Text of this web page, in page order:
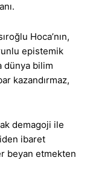
Hoca’nın,
epistemik
dünya bilim
kazandırmaz,
demagoji ile
ibaret
beyan etmekten